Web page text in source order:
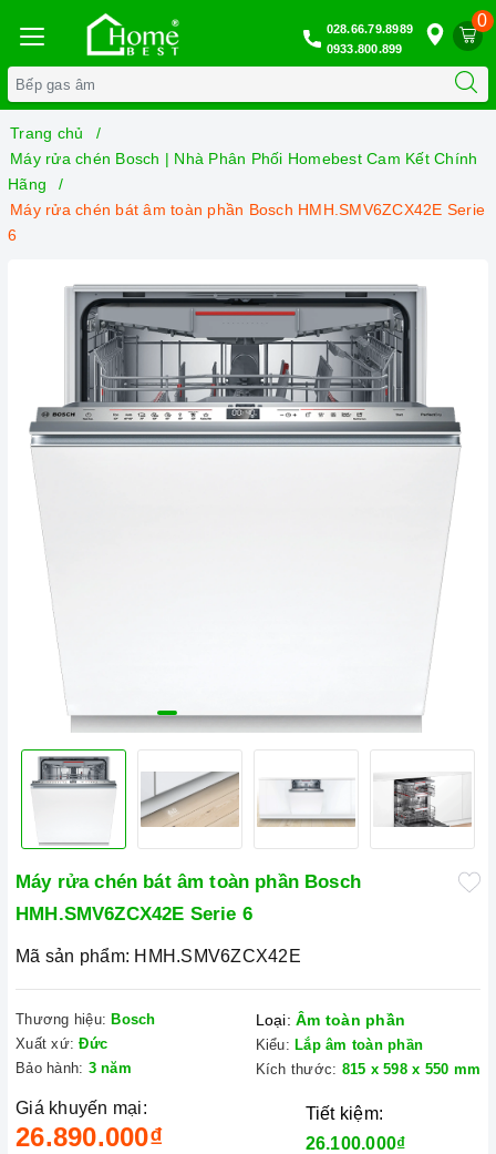
0
028.66.79.8989
0933.800.899
Trang chủ
Máy rửa chén Bosch | Nhà Phân Phối Homebest Cam Kết Chính
Hãng
Máy rửa chén bát âm toàn phần Bosch HMH.SMV6ZCX42E Serie
6
Máy rửa chén bát âm toàn phần Bosch
HMH.SMV6ZCX42E Serie 6
Mã sản phẩm: HMH.SMV6ZCX42E
Thương hiệu: Bosch
Xuất xứ: Đức
Bảo hành: 3 năm
Loại: Âm toàn phần
Kiểu: Lắp âm toàn phần
Kích thước: 815 x 598 x 550 mm
Giá khuyến mại:
26.890.000₫
Tiết kiệm:
26.100.000₫